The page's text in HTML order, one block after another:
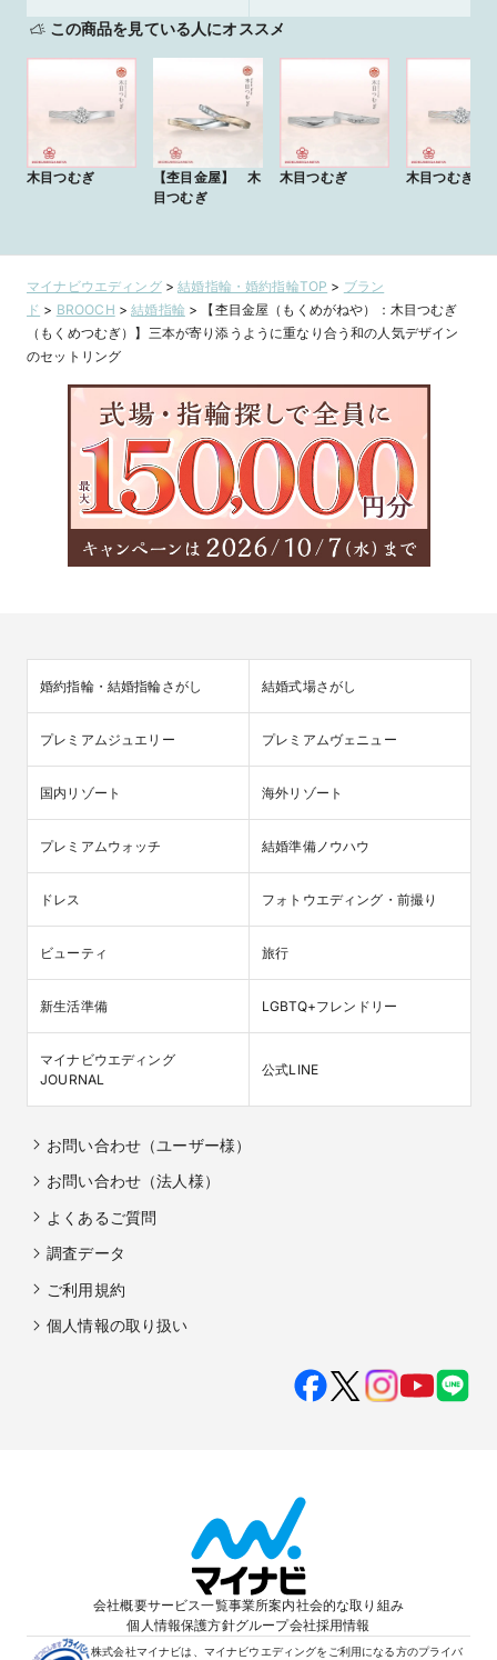
この商品を見ている人にオススメ
木目つむぎ
【杢目金屋】 木
目つむぎ
木目つむぎ 木目つむぎ
マイナビウエディング>結婚指輪・婚約指輪TOP > ブラン
ド > BROOCH >結婚指輪 >
【杢目金屋（もくめがねや）：木目つむぎ
（もくめつむぎ）】三本が寄り添うように重なり合う和の人気デザイン
のセットリング
婚約指輪・結婚指輪さがし 結婚式場さがし
プレミアムジュエリー プレミアムヴェニュー
国内リゾート 海外リゾート
プレミアムウォッチ 結婚準備ノウハウ
ドレス フォトウエディング・前撮り
ビューティ 旅行
新生活準備 LGBTQ+フレンドリー
マイナビウエディング
JOURNAL
公式LINE
お問い合わせ（ユーザー様）
お問い合わせ（法人様）
よくあるご質問
調査データ
ご利用規約
個人情報の取り扱い
会社概要サービス一覧事業所案内社会的な取り組み
個人情報保護方針グループ会社採用情報
株式会社マイナビは、マイナビウエディングをご利用になる方のプライバ